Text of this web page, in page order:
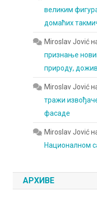
великим
домаћих
Miroslav Jović
признање
природу,
Miroslav Jović
тражи
фасаде
Miroslav Jović
Националном
АРХИВЕ